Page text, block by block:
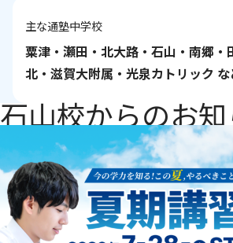
主な通塾中学校
粟津・瀬田・北大路・石山・南郷・
北・滋賀大附属・光泉カトリック
石山校からのお知